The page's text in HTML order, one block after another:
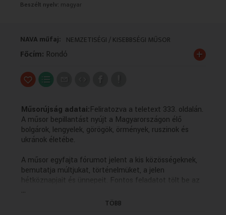
Beszélt nyelv: magyar
NAVA műfaj: NEMZETISÉGI / KISEBBSÉGI MŰSOR
Főcím: Rondó +
Műsorújság adatai:Feliratozva a teletext 333. oldalán.
A műsor bepillantást nyújt a Magyarországon élő
bolgárok, lengyelek, görögök, örmények, ruszinok és
ukránok életébe.
A műsor egyfajta fórumot jelent a kis közösségeknek,
bemutatja múltjukat, történelmüket, a jelen
hétköznapjait és ünnepeit. Fontos feladatot tölt be az
anyanyelvi kultúra ápolásában, hiszen a forgatott
anyagok többsége az adott kisebbség nyelvén készül
...
TÖBB